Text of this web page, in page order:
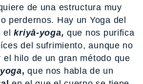
de una estructura muy
perdernos. Hay un Yoga del
elkriyā-yoga,que nos purifica
del sufrimiento, aunque no
el hilo de un gran método que
, que nos habla de un